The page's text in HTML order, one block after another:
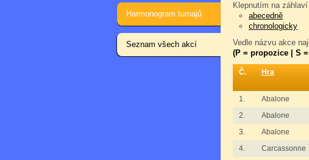
Harmonogram turnajů
Seznam všech akcí
Klepnutím na
abecedně
chronologicky
Vedle názvu akce
(P = propozice | S
Č. Hra
1.
Abalone
2.
Abalone
3.
Abalone
4.
Carcassonne